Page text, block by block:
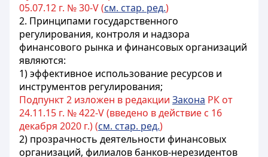
05.07.12 г. № 30-V (см. стар. ред.)
2. Принципами государственного
регулирования, контроля и надзора
финансового рынка и финансовых организаций
являются:
1) эффективное использование ресурсов и
инструментов регулирования;
Подпункт 2 изложен в редакции Закона РК от
24.11.15 г. № 422-V (введено в действие с 16
декабря 2020 г.) (см. стар. ред.)
2) прозрачность деятельности финансовых
организаций, филиалов банков-нерезидентов